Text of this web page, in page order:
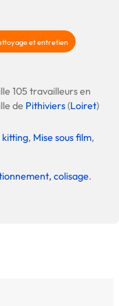
et entretien
105 travailleurs en
de Pithiviers(Loiret)
kitting, Mise sous film,
colisage.